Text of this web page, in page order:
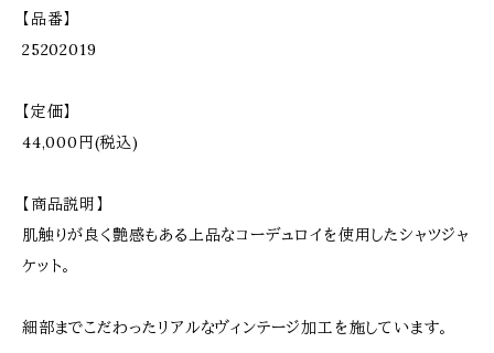
【品番】
25202019
【定価】
44,000円(税込)
【商品説明】
肌触りが良く艶感もある上品なコーデュロイを使用したシャツジャ
ケット。
細部までこだわったリアルなヴィンテージ加工を施しています。